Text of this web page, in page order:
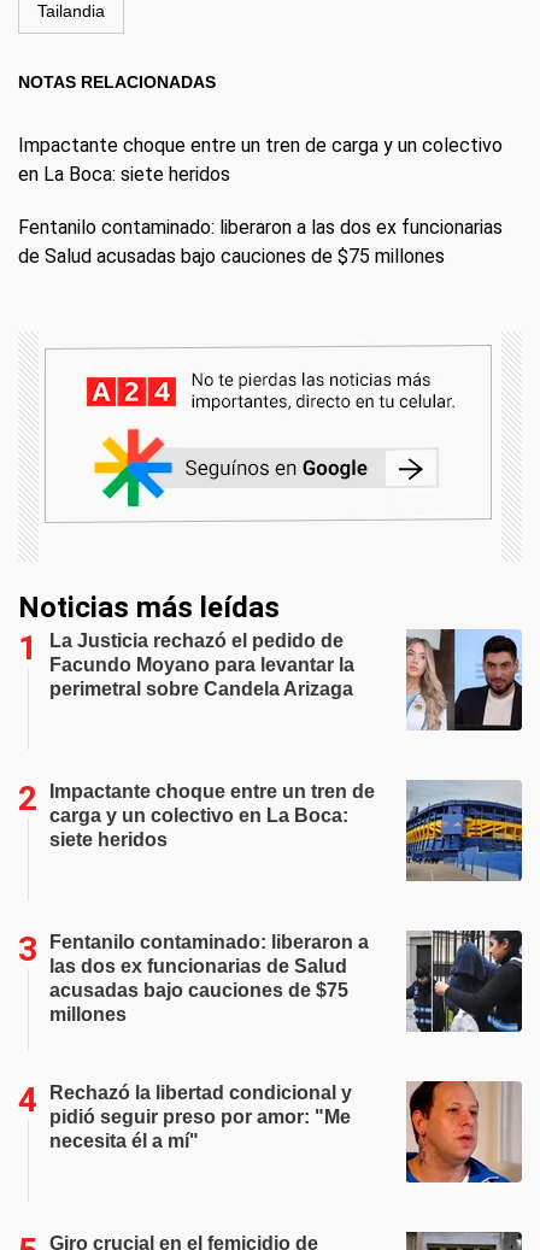
Tailandia
NOTAS RELACIONADAS
Impactante choque entre un tren de carga y un colectivo
en La Boca: siete heridos
Fentanilo contaminado: liberaron a las dos ex funcionarias
de Salud acusadas bajo cauciones de $75 millones
Noticias más leídas
La Justicia rechazó el pedido de
Facundo Moyano para levantar la
perimetral sobre Candela Arizaga
Impactante choque entre un tren de
carga y un colectivo en La Boca:
siete heridos
Fentanilo contaminado: liberaron a
las dos ex funcionarias de Salud
acusadas bajo cauciones de $75
millones
Rechazó la libertad condicional y
pidió seguir preso por amor: "Me
necesita él a mí"
Giro crucial en el femicidio de